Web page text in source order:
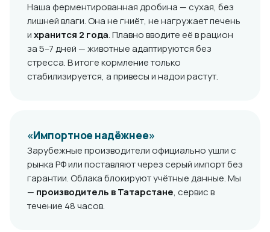
Наша ферментированная дробина — сухая, без
лишней влаги. Она не гниёт, не нагружает печень
ихранится 2 года. Плавно вводите её в рацион
за 5–7 дней — животные адаптируются без
стресса. В итоге кормление только
стабилизируется, а привесы и надои растут.
«Импортное надёжнее»
Зарубежные производители официально ушли с
рынка РФ или поставляют через серый импорт без
гарантии. Облака блокируют учётные данные. Мы
— производитель в Татарстане, сервис в
течение 48 часов.